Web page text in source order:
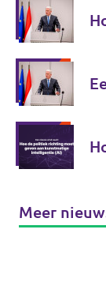
Meer